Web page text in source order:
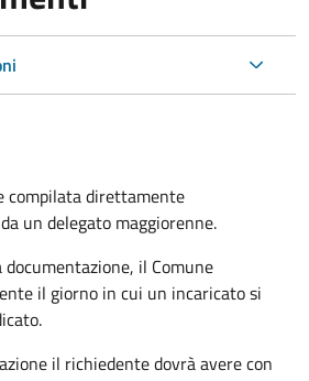
compilata direttamente
un delegato maggiorenne.
il Comune
il giorno in cui un incaricato si
il richiedente dovrà avere con